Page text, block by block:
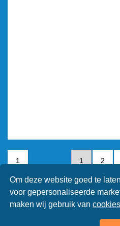
Om deze website goed te
voor gepersonaliseerde
maken wij gebruik vancookies
1 1 2